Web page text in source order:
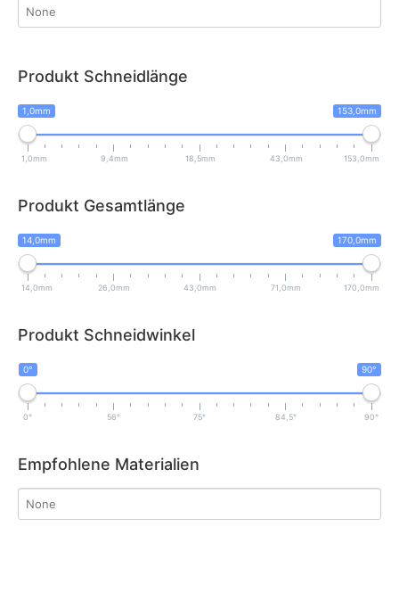
Produkt Schneidlänge
1,0mm 153,0mm
1,0mm 9,4mm 18,5mm 43,0mm 153,0mm
Produkt Gesamtlänge
14,0mm 170,0mm
14,0mm 26,0mm 43,0mm 71,0mm 170,0mm
Produkt Schneidwinkel
0° 90°
0° 56° 75° 84,5° 90°
Empfohlene Materialien